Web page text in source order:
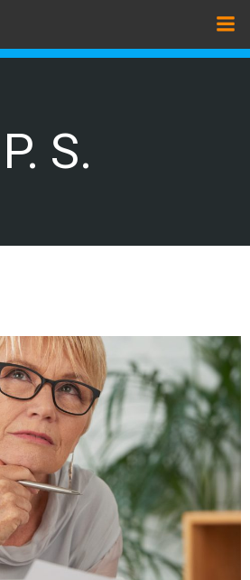
springen
P. S.